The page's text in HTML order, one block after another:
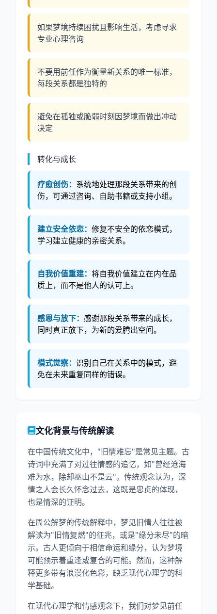
如果梦境持续困扰且影响生活，考虑寻求
专业心理咨询
不要用前任作为衡量新关系的唯一标准，
每段关系都是独特的
避免在孤独或脆弱时刻因梦境而做出冲动
决定
转化与成长
疗愈创伤： 系统地处理那段关系带来的创
伤，可通过咨询、自助书籍或支持小组。
建立安全依恋： 修复不安全的依恋模式，
学习建立健康的亲密关系。
自我价值重建： 将自我价值建立在内在品
质上，而不是他人的认可上。
感恩与放下： 感谢那段关系带来的成长，
同时真正放下，为新的爱腾出空间。
模式觉察： 识别自己在关系中的模式，避
免在未来重复同样的错误。
文化背景与传统解读
在中国传统文化中，"旧情难忘"是常见主题。古
诗词中充满了对过往情感的追忆，如"曾经沧海
难为水，除却巫山不是云"。传统观念认为，深
情之人会长久怀念过去，这既是忠贞的体现，
也是情深的证明。
在周公解梦的传统解释中，梦见旧情人往往被
解读为"旧情复燃"的征兆，或是"缘分未尽"的暗
示。古人更倾向于相信命运和缘分，认为梦境
可能预示着重逢或复合的可能。然而，这种解
释更多带有浪漫化色彩，缺乏现代心理学的科
学基础。
在现代心理学和情感观念下，我们对梦见前任